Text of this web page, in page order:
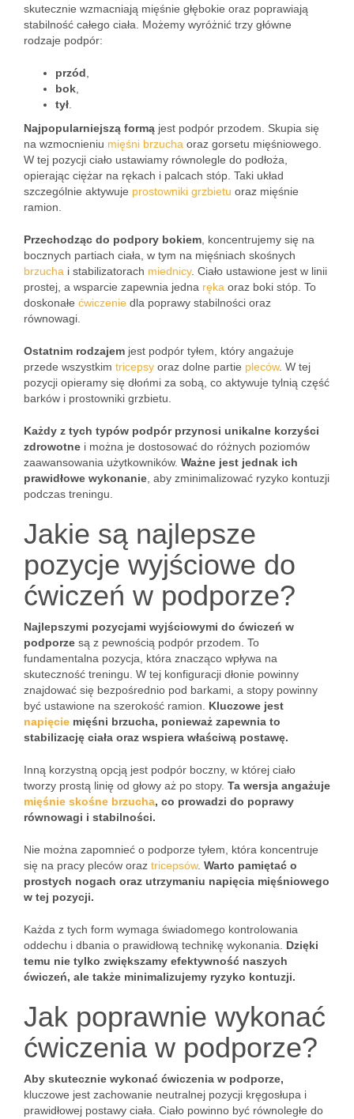
skutecznie wzmacniają mięśnie głębokie oraz poprawiają
stabilność całego ciała. Możemy wyróżnić trzy główne
rodzaje podpór:
przód
bok
tył
Najpopularniejszą formą jest podpór przodem. Skupia się
na wzmocnieniu mięśni brzucha oraz gorsetu mięśniowego.
W tej pozycji ciało ustawiamy równolegle do podłoża,
opierając ciężar na rękach i palcach stóp. Taki układ
szczególnie aktywuje prostowniki grzbietu oraz mięśnie
ramion.
Przechodząc do podpory bokiem , koncentrujemy się na
bocznych partiach ciała, w tym na mięśniach skośnych
brzucha i stabilizatorach miednicy. Ciało ustawione jest w linii
prostej, a wsparcie zapewnia jedna ręka oraz boki stóp. To
doskonałe ćwiczenie dla poprawy stabilności oraz
równowagi.
Ostatnim rodzajem jest podpór tyłem, który angażuje
przede wszystkim tricepsy oraz dolne partie pleców. W tej
pozycji opieramy się dłońmi za sobą, co aktywuje tylnią część
barków i prostowniki grzbietu.
Każdy z tych typów podpór przynosi unikalne korzyści
zdrowotne i można je dostosować do różnych poziomów
zaawansowania użytkowników. Ważne jest jednak ich
prawidłowe wykonanie , aby zminimalizować ryzyko kontuzji
podczas treningu.
Jakie są najlepsze
pozycje wyjściowe do
ćwiczeń w podporze?
Najlepszymi pozycjami wyjściowymi do ćwiczeń w
podporze są z pewnością podpór przodem. To
fundamentalna pozycja, która znacząco wpływa na
skuteczność treningu. W tej konfiguracji dłonie powinny
znajdować się bezpośrednio pod barkami, a stopy powinny
być ustawione na szerokość ramion. Kluczowe jest
napięcie mięśni brzucha, ponieważ zapewnia to
stabilizację ciała oraz wspiera właściwą postawę.
Inną korzystną opcją jest podpór boczny, w której ciało
tworzy prostą linię od głowy aż po stopy. Ta wersja angażuje
mięśnie skośne brzucha, co prowadzi do poprawy
równowagi i stabilności.
Nie można zapomnieć o podporze tyłem, która koncentruje
się na pracy pleców oraz tricepsów. Warto pamiętać o
prostych nogach oraz utrzymaniu napięcia mięśniowego
w tej pozycji.
Każda z tych form wymaga świadomego kontrolowania
oddechu i dbania o prawidłową technikę wykonania. Dzięki
temu nie tylko zwiększamy efektywność naszych
ćwiczeń, ale także minimalizujemy ryzyko kontuzji.
Jak poprawnie wykonać
ćwiczenia w podporze?
Aby skutecznie wykonać ćwiczenia w podporze,
kluczowe jest zachowanie neutralnej pozycji kręgosłupa i
prawidłowej postawy ciała. Ciało powinno być równoległe do